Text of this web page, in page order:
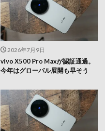
2026年7月9日
vivo X500 Pro Maxが認証通過。
今年はグローバル展開も早そう